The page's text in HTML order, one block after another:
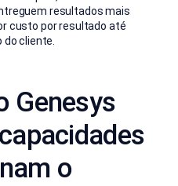
resultados mais
custo por resultado até
cliente.
Genesys
o